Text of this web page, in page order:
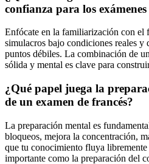
confianza para los
Enfócate en la familiarización con el
simulacros bajo condiciones reales y
puntos débiles. La combinación de
sólida y mental es clave para
¿Qué papel juega la
de un examen de francés?
La preparación mental es
bloqueos, mejora la concentración,
que tu conocimiento fluya libremente
importante como la preparación del